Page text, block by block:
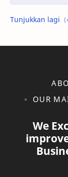
shopee
OUR
We